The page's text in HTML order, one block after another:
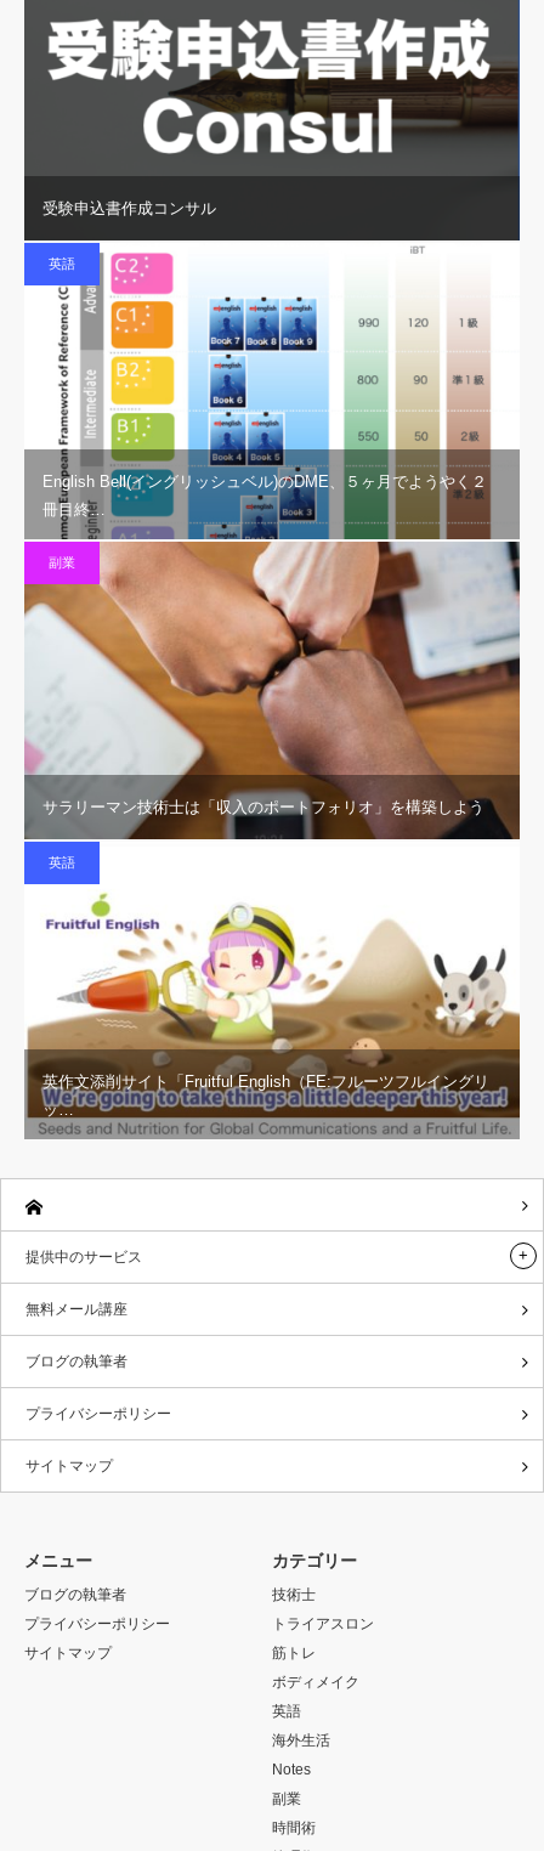
受験申込書作成コンサル
英語
English Bell(イングリッシュベル)のDME、５ヶ月でようやく２
冊目終…
副業
サラリーマン技術士は「収入のポートフォリオ」を構築しよう
英語
英作文添削サイト「Fruitful English（FE:フルーツフルイングリ
ッ…
提供中のサービス
無料メール講座
ブログの執筆者
プライバシーポリシー
サイトマップ
メニュー
ブログの執筆者
プライバシーポリシー
サイトマップ
カテゴリー
技術士
トライアスロン
筋トレ
ボディメイク
英語
海外生活
Notes
副業
時間術